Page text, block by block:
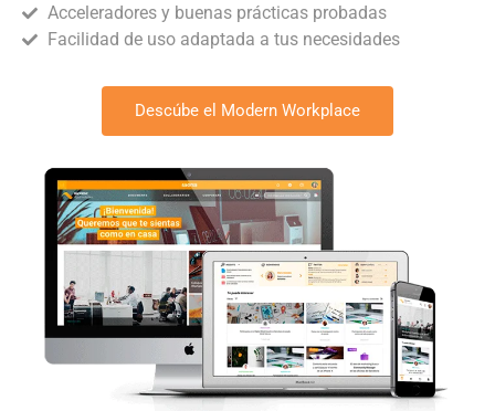
Acceleradores y buenas prácticas probadas
Facilidad de uso adaptada a tus necesidades
Descúbe el Modern Workplace